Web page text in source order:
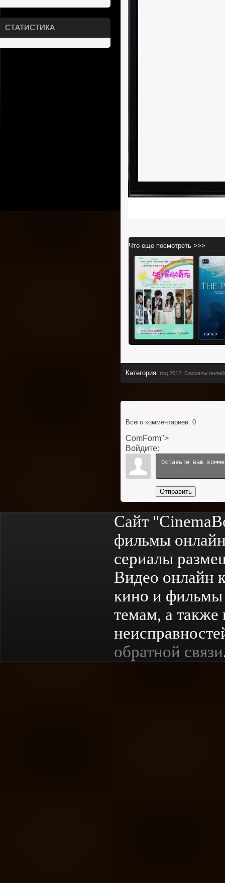
СТАТИСТИКА
Что еще посмотреть >>>
Категория: год 2012 Сериалы
Всего комментариев: 0
ComForm">
Войдите:
Отправить
Сайт
фильмы
сериалы
Видео онлайн
кино и
темам, а
обратной связи